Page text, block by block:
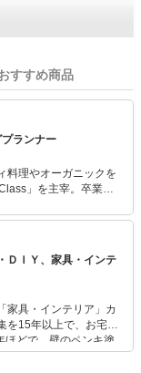
すすめ商品
ランナー
料理やオーガニックを
」を主宰。卒業生
作専門スタジオ」では
ニュー監修、タイア
ンツ、飲食店のメニュ
好きでもあり、蕎麦に
ＤＩＹ、家具・インテ
家具・インテリア」カ
を15年以上で、お宅訪
ほどで、壁のペンキ塗
済み。初心者でもモノ